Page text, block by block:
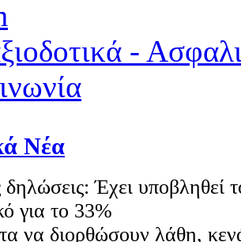
-
Νέα
Έχει υποβληθεί
για το 33%
να διορθώσουν λάθη,